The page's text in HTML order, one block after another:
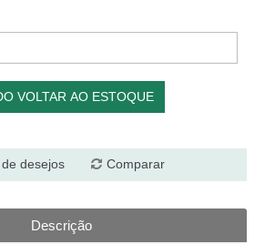
VOLTAR AO ESTOQUE
desejos Comparar
Descrição